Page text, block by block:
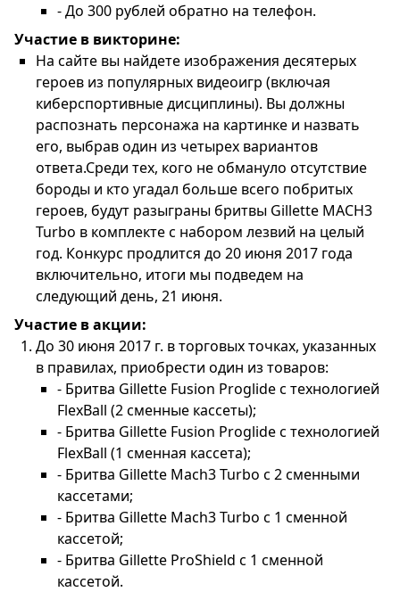
- До 300 рублей обратно на телефон.
Участие в викторине:
На сайте вы найдете изображения десятерых
героев из популярных видеоигр (включая
киберспортивные дисциплины). Вы должны
распознать персонажа на картинке и назвать
его, выбрав один из четырех вариантов
ответа.Среди тех, кого не обмануло отсутствие
бороды и кто угадал больше всего побритых
героев, будут разыграны бритвы Gillette MACH3
Turbo в комплекте с набором лезвий на целый
год. Конкурс продлится до 20 июня 2017 года
включительно, итоги мы подведем на
следующий день, 21 июня.
Участие в акции:
До 30 июня 2017 г. в торговых точках, указанных
в правилах, приобрести один из товаров:
- Бритва Gillette Fusion Proglide с технологией
FlexBall (2 сменные кассеты);
- Бритва Gillette Fusion Proglide с технологией
FlexBall (1 сменная кассета);
- Бритва Gillette Mach3 Turbo с 2 сменными
кассетами;
- Бритва Gillette Mach3 Turbo с 1 сменной
кассетой;
- Бритва Gillette ProShield с 1 сменной
кассетой.